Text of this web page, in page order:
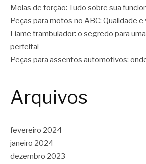
Molas de torção: Tudo sobre sua
Peças para motos no ABC: Qualidade e
Liame trambulador: o segredo para
perfeita!
Peças para assentos automotivos:
Arquivos
fevereiro 2024
janeiro 2024
dezembro 2023